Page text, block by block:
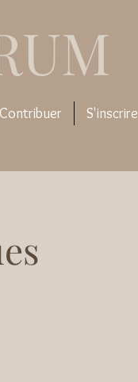
Contribuer S'inscrire